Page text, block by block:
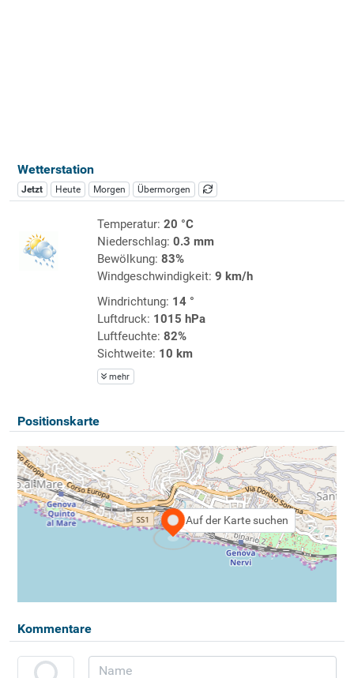
Wetterstation
Jetzt Heute Morgen Übermorgen
Temperatur: 20 °C
Niederschlag: 0.3 mm
Bewölkung: 83%
Windgeschwindigkeit: 9 km/h
Windrichtung: 14 °
Luftdruck: 1015 hPa
Luftfeuchte: 82%
Sichtweite: 10 km
mehr
Positionskarte
Auf der Karte suchen
Kommentare